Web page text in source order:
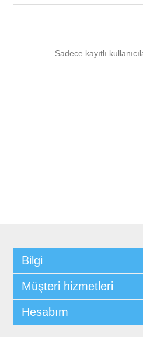
Sadece kayıtlı
Bilgi
Müşteri hizmetleri
Hesabım